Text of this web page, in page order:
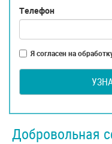
Телефон
Я согласен на
Добровольная